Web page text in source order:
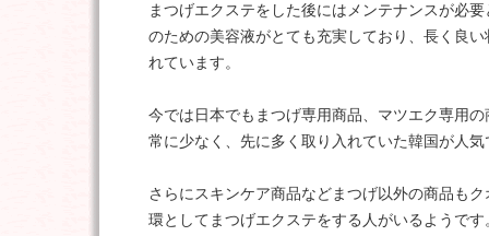
まつげエクステをした後にはメンテナンスが必
のための美容液がとても充実しており、長く良
れています。
今では日本でもまつげ専用商品、マツエク専用
常に少なく、先に多く取り入れていた韓国が人気
さらにスキンケア商品などまつげ以外の商品も
環としてまつげエクステをする人がいるようです